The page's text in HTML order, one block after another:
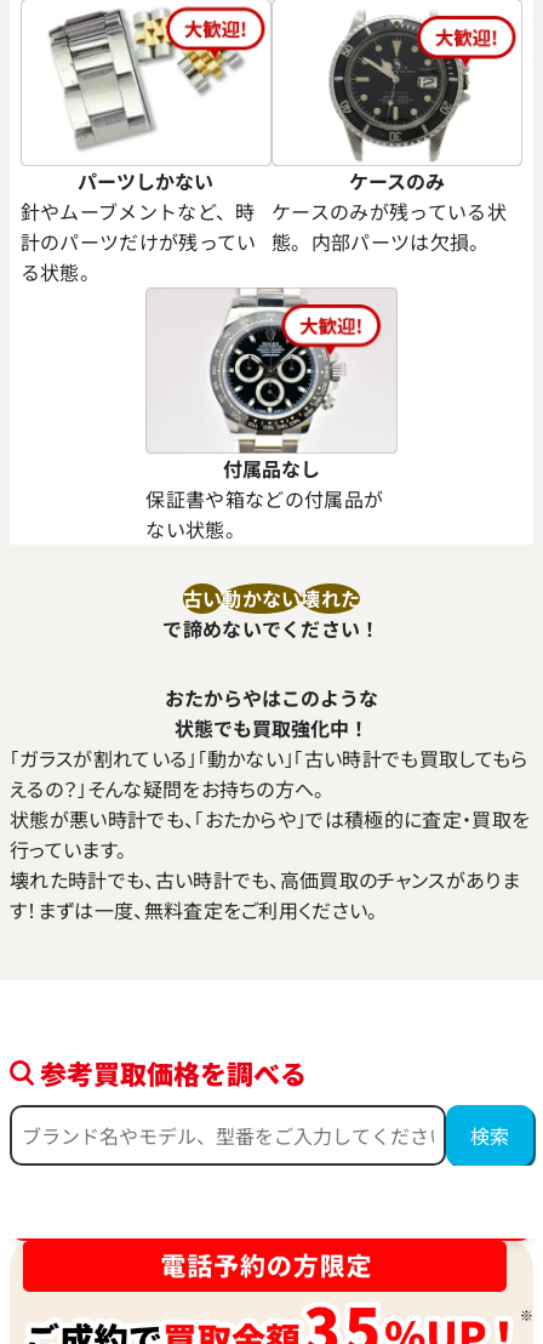
パーツしかない
針やムーブメントなど、時
計のパーツだけが残ってい
る状態。
ケースのみ
ケースのみが残っている状
態。内部パーツは欠損。
付属品なし
保証書や箱などの付属品が
ない状態。
古い動かない壊れた
で諦めないでください！
おたからやはこのような
状態でも買取強化中！
｢ガラスが割れている｣｢動かない｣｢古い時計でも買取してもら
えるの？｣そんな疑問をお持ちの方へ。
状態が悪い時計でも、｢おたからや｣では積極的に査定・買取を
行っています。
壊れた時計でも、古い時計でも、高価買取のチャンスがありま
す！まずは一度、無料査定をご利用ください。
参考買取価格を調べる